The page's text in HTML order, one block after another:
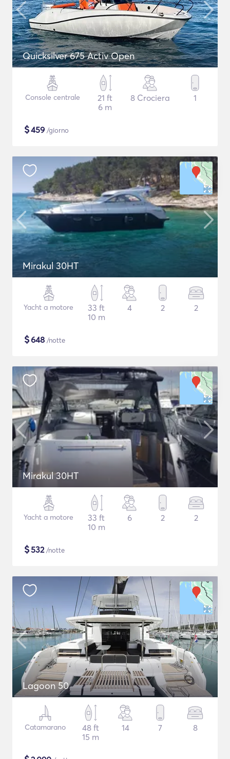
Quicksilver 675 Activ Open
Console centrale
21 ft
6 m
8 Crociera 1
$459 /giorno
Mirakul 30HT
Yacht a motore
33 ft
10 m
4 2 2
$648 /notte
Mirakul 30HT
Yacht a motore
33 ft
10 m
6 2 2
$532/notte
Lagoon 50
Catamarano
48 ft
15 m
14 7 8